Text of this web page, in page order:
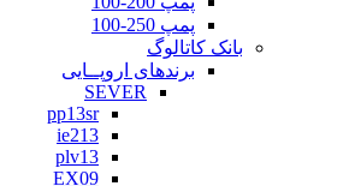
پمپ 250-100
بانک کاتالوگ
برندهای اروپــایی
SEVER
pp13sr
ie213
plv13
EX09